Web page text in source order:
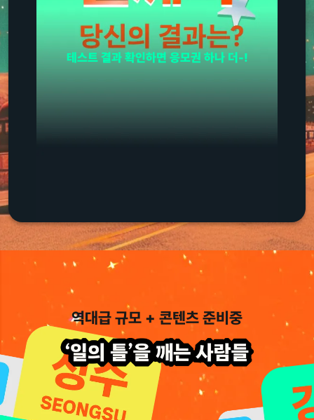
테스트 결과 확인하면 응모권 하나 더-!
역대급 규모 + 콘텐츠 준비중